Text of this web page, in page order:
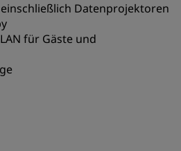
Datenprojektoren
für Gäste und